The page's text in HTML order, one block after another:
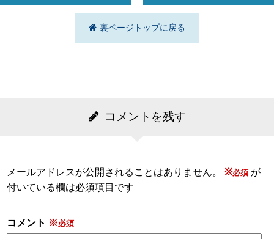
裏ページトップに戻る
コメントを残す
メールアドレスが公開されることはありません。 ※
が
付いている欄は必須項目です
コメント ※